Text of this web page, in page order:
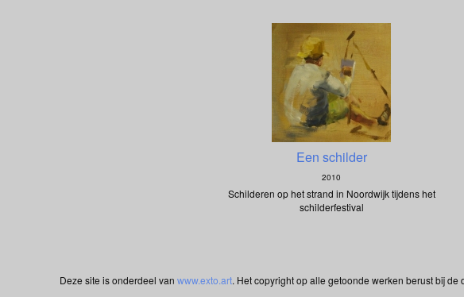
Een schilder
2010
Schilderen op het strand in Noordwijk tijdens het
schilderfestival
Deze site is onderdeel van www.exto.art. Het copyright op alle getoonde werken berust bij